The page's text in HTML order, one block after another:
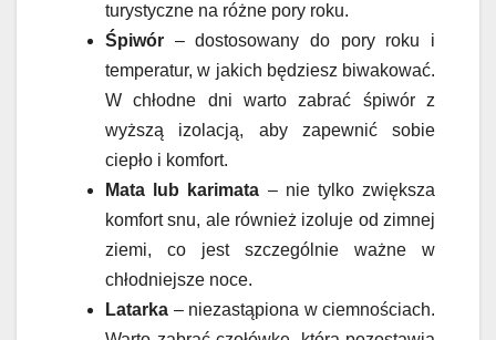
turystyczne na różne pory roku.
Śpiwór – dostosowany do pory roku i
temperatur, w jakich będziesz biwakować.
W chłodne dni warto zabrać śpiwór z
wyższą izolacją, aby zapewnić sobie
ciepło i komfort.
Mata lub karimata – nie tylko zwiększa
komfort snu, ale również izoluje od zimnej
ziemi, co jest szczególnie ważne w
chłodniejsze noce.
Latarka – niezastąpiona w ciemnościach.